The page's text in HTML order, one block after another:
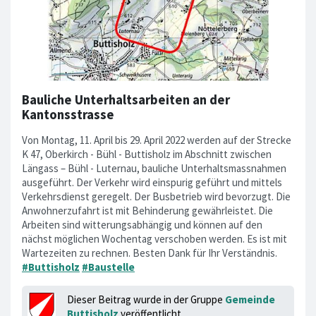
Bauliche Unterhaltsarbeiten an der
Kantonsstrasse
Von Montag, 11. April bis 29. April 2022 werden auf der Strecke
K 47, Oberkirch - Bühl - Buttisholz im Abschnitt zwischen
Längass – Bühl - Luternau, bauliche Unterhaltsmassnahmen
ausgeführt. Der Verkehr wird einspurig geführt und mittels
Verkehrsdienst geregelt. Der Busbetrieb wird bevorzugt. Die
Anwohnerzufahrt ist mit Behinderung gewährleistet. Die
Arbeiten sind witterungsabhängig und können auf den
nächst möglichen Wochentag verschoben werden. Es ist mit
Wartezeiten zu rechnen. Besten Dank für Ihr Verständnis.
#Buttisholz #Baustelle
Dieser Beitrag wurde in der Gruppe Gemeinde